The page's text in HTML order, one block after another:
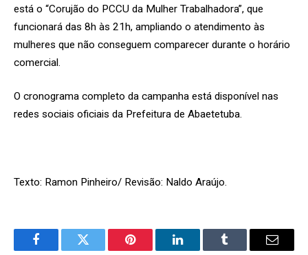
está o “Corujão do PCCU da Mulher Trabalhadora”, que
funcionará das 8h às 21h, ampliando o atendimento às
mulheres que não conseguem comparecer durante o horário
comercial.
O cronograma completo da campanha está disponível nas
redes sociais oficiais da Prefeitura de Abaetetuba.
Texto: Ramon Pinheiro/ Revisão: Naldo Araújo.
FacebookTwitter Pinterest LinkedInTumblr Email